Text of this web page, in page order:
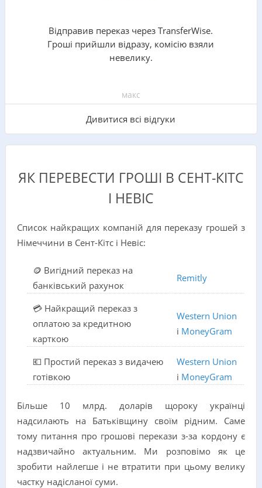
Відправив переказ через TransferWise.
Гроші прийшли відразу, комісію взяли
невелику.
макс
Дивитися всі відгуки
ЯК ПЕРЕВЕСТИ ГРОШІ В СЕНТ-КІТС
І НЕВІС
Список найкращих компаній для переказу грошей з
Німеччини в Сент-Кітс і Невіс:
🪙 Вигідний переказ на
банківський рахунок
Remitly
💳 Найкращий переказ з
оплатою за кредитною
карткою
Western Union
і MoneyGram
💶 Простий переказ з видачею
готівкою
Western Union
і MoneyGram
Більше 10 млрд. доларів щороку українці
надсилають на Батьківщину своїм рідним. Саме
тому питання про грошові перекази з-за кордону є
надзвичайно актуальним. Ми розповімо як це
зробити найлегше і не втратити при цьому велику
частку надісланої суми.